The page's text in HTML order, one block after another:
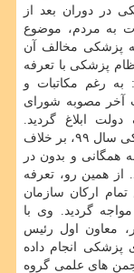
در دوران بعد از
به مردم، موضوع
پزشکی مخالف آن
پزشکی با تعرفه
۹۹، اضافه کرد: به رغم مکاتبات و
آخر مصوبه شورای
از طرف دولت ابلاغ گردید.
ظفرقندی اشاره کرد: متاسفانه تعرفه های پزشکی سال ۹۹، بر خلاف
یک قانون بیمه همگانی و بدون در
از همین رو، تعرفه
ارکان سازمان
گردید. وی با
معاون اول رئیس
پزشکی انجام داده
های علمی گروه